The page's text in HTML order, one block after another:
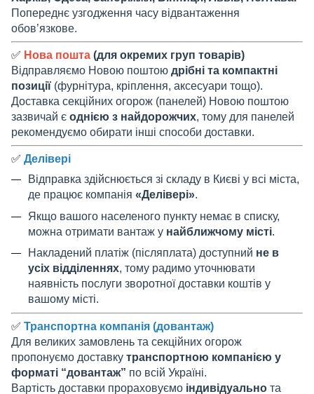
Попереднє узгодження часу відвантаження
обов’язкове.
✅ Нова пошта (для окремих груп товарів)
Відправляємо Новою поштою дрібні та компактні
позиції (фурнітура, кріплення, аксесуари тощо).
Доставка секційних огорож (панелей) Новою поштою
зазвичай є однією з найдорожчих, тому для панелей
рекомендуємо обирати інші способи доставки.
✅ Делівері
Відправка здійснюється зі складу в Києві у всі міста,
де працює компанія «Делівері».
Якщо вашого населеного пункту немає в списку,
можна отримати вантаж у найближчому місті.
Накладений платіж (післяплата) доступний не в
усіх відділеннях, тому радимо уточнювати
наявність послуги зворотної доставки коштів у
вашому місті.
✅ Транспортна компанія (довантаж)
Для великих замовлень та секційних огорож
пропонуємо доставку транспортною компанією у
форматі “довантаж” по всій Україні.
Вартість доставки прораховуємо індивідуально та